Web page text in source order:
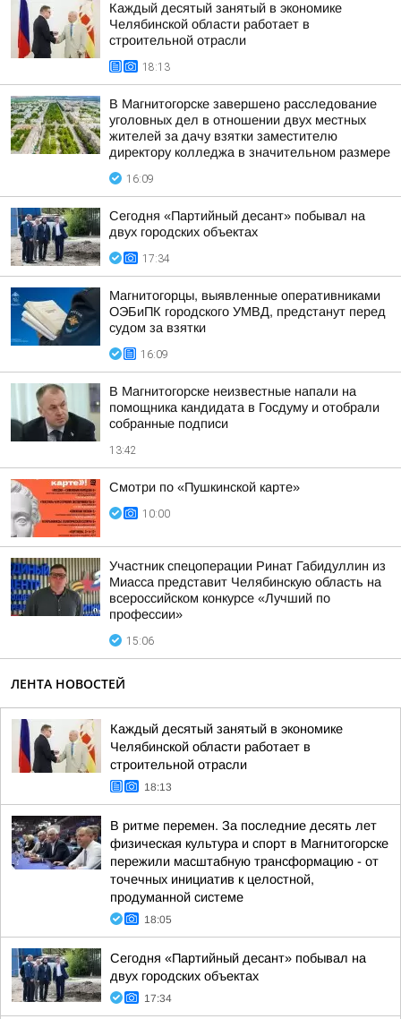
Каждый десятый занятый в экономике
Челябинской области работает в
строительной отрасли
18:13
В Магнитогорске завершено расследование
уголовных дел в отношении двух местных
жителей за дачу взятки заместителю
директору колледжа в значительном размере
16:09
Сегодня «Партийный десант» побывал на
двух городских объектах
17:34
Магнитогорцы, выявленные оперативниками
ОЭБиПК городского УМВД, предстанут перед
судом за взятки
16:09
В Магнитогорске неизвестные напали на
помощника кандидата в Госдуму и отобрали
собранные подписи
13:42
Смотри по «Пушкинской карте»
10:00
Участник спецоперации Ринат Габидуллин из
Миасса представит Челябинскую область на
всероссийском конкурсе «Лучший по
профессии»
15:06
ЛЕНТА НОВОСТЕЙ
Каждый десятый занятый в экономике
Челябинской области работает в
строительной отрасли
18:13
В ритме перемен. За последние десять лет
физическая культура и спорт в Магнитогорске
пережили масштабную трансформацию - от
точечных инициатив к целостной,
продуманной системе
18:05
Сегодня «Партийный десант» побывал на
двух городских объектах
17:34